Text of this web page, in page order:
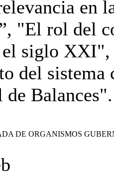
en
"El rol del
el siglo
del
de Balances".
DE ORGANISMOS